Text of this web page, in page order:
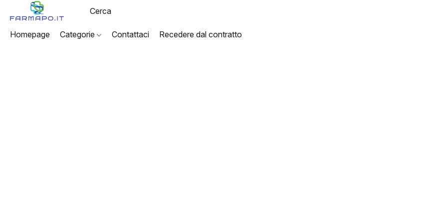
Homepage Categorie Contattaci Recedere dal contratto